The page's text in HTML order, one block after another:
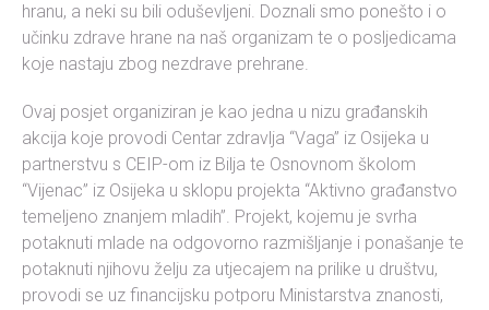
hranu, a neki su bili oduševljeni. Doznali smo ponešto i o
učinku zdrave hrane na naš organizam te o posljedicama
koje nastaju zbog nezdrave prehrane.
Ovaj posjet organiziran je kao jedna u nizu građanskih
akcija koje provodi Centar zdravlja “Vaga” iz Osijeka u
partnerstvu s CEIP-om iz Bilja te Osnovnom školom
“Vijenac” iz Osijeka u sklopu projekta “Aktivno građanstvo
temeljeno znanjem mladih”. Projekt, kojemu je svrha
potaknuti mlade na odgovorno razmišljanje i ponašanje te
potaknuti njihovu želju za utjecajem na prilike u društvu,
provodi se uz financijsku potporu Ministarstva znanosti,